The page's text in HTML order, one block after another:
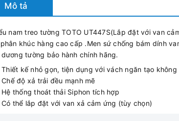
Mô tả
nam treo tường TOTO UT447S(Lắp đặt với van
khúc hàng cao cấp .Men sứ chống bám dính
tường bảo hành chính hãng.
Thiết kế nhỏ gọn, tiện dụng với vách ngăn tạo
Chế độ xả trải đều mạnh mẽ
Hệ thống thoát thải Siphon tích hợp
Có thể lắp đặt với van xả cảm ứng (tùy chọn)